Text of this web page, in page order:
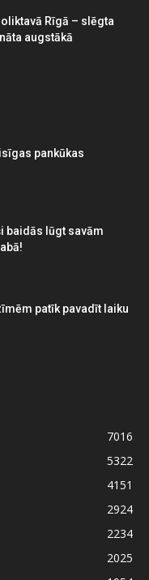
Rīgā – slēgta
augstākā
pankūkas
baidās lūgt savām
patīk pavadīt laiku
7016
5322
4151
2924
2234
2025